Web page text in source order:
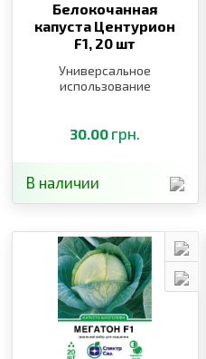
Белокочанная
капуста Центурион
F1, 20 шт
Универсальное
использование
30.00 грн.
В наличии